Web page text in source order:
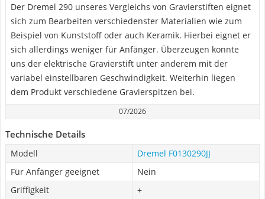
Der Dremel 290 unseres Vergleichs von Gravierstiften eignet
sich zum Bearbeiten verschiedenster Materialien wie zum
Beispiel von Kunststoff oder auch Keramik. Hierbei eignet er
sich allerdings weniger für Anfänger. Überzeugen konnte
uns der elektrische Gravierstift unter anderem mit der
variabel einstellbaren Geschwindigkeit. Weiterhin liegen
dem Produkt verschiedene Gravierspitzen bei.
07/2026
Technische Details
Modell
Dremel F0130290JJ
Für Anfänger geeignet
Nein
Griffigkeit
+